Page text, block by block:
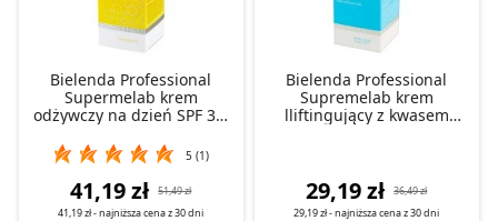
Bielenda Professional
Supermelab krem
odżywczy na dzień SPF 30,
5 (1)
41,19 zł
51,49 zł
41,19 zł- najniższa cena z30 dni
Bielenda Professional
Supremelab krem
lliftingujący z kwasem
29,19 zł
36,49 zł
29,19 zł- najniższa cena z30 dni